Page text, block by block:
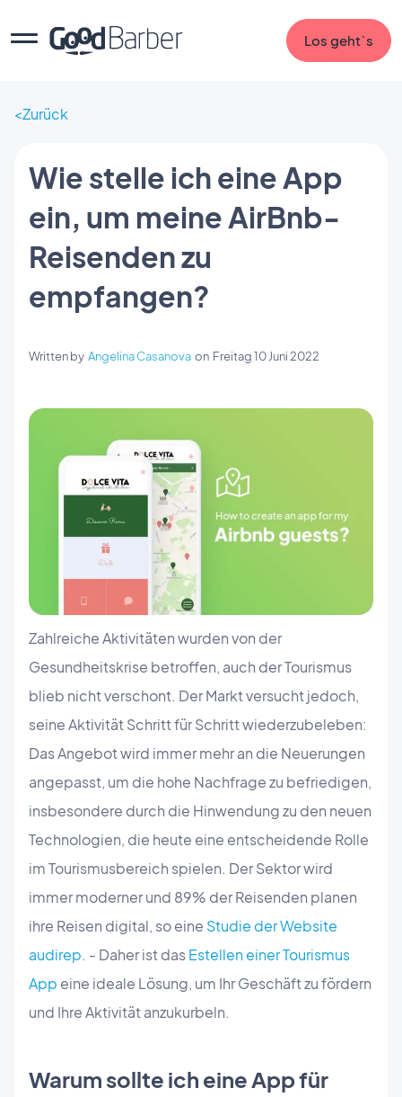
Los geht`s
Zurück
Wie stelle ich eine App
ein, um meine AirBnb-
Reisenden zu
empfangen?
Written by Angelina Casanova on Freitag 10 Juni 2022
Zahlreiche Aktivitäten wurden von der
Gesundheitskrise betroffen, auch der Tourismus
blieb nicht verschont. Der Markt versucht jedoch,
seine Aktivität Schritt für Schritt wiederzubeleben:
Das Angebot wird immer mehr an die Neuerungen
angepasst, um die hohe Nachfrage zu befriedigen,
insbesondere durch die Hinwendung zu den neuen
Technologien, die heute eine entscheidende Rolle
im Tourismusbereich spielen. Der Sektor wird
immer moderner und 89% der Reisenden planen
ihre Reisen digital, so eine Studie der Website
audirep. - Daher ist dasEstellen einer Tourismus
App eine ideale Lösung, um Ihr Geschäft zu fördern
und Ihre Aktivität anzukurbeln.
Warum sollte ich eine App für